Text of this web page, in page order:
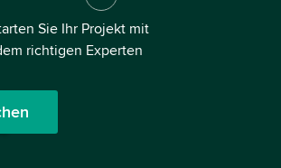
Sie Ihr Projekt mit
richtigen Experten